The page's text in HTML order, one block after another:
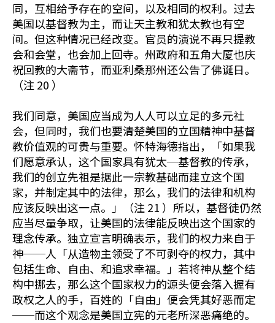
同，互相给予存在的空间，以及相同的权利。过去
美国以基督教为主，而让天主教和犹太教也有空
间。但这种情况已经改变。官员的演说不再只提教
会和会堂，也会加上回寺。州政府和五角大厦也庆
祝回教的大斋节，而亚利桑那州还公告了佛诞日。
（注 20 ）
我们同意，美国应当成为人人可以立足的多元社
会，但同时，我们也要清楚美国的立国精神中基督
教价值观的可贵与重要。怀特海德指出，「如果我
们愿意承认，这个国家具有犹太─基督教的传承，
我们的创立先祖是据此一宗教基础而建立这个国
家，并制定其中的法律，那么，我们的法律和机构
应该反映出这一点。」（注 21 ）所以，基督徒仍然
应当尽量争取，让美国的法律能反映出这个国家的
理念传承。独立宣言明确表示，我们的权力来自于
神──人「从造物主领受了不可剥夺的权力，其中
包括生命、自由、和追求幸福。」若将神从整个结
构中挪去，那么这个国家权力的源头便会落入握有
政权之人的手，百姓的「自由」便会凭其好恶而定
──而这个观念是美国立宪的元老所深恶痛绝的。